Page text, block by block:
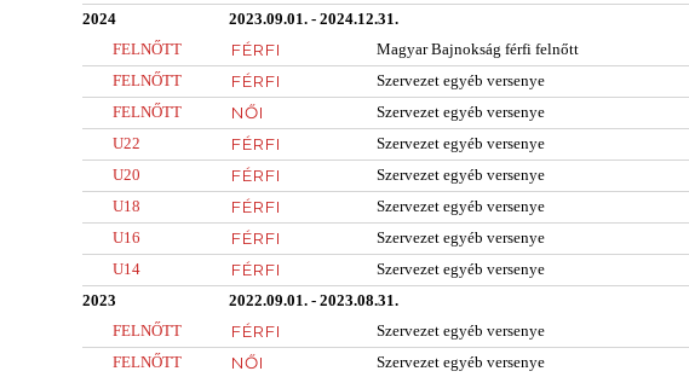
2024
2023.09.01. - 2024.12.31.
FELNŐTT
FÉRFI Magyar Bajnokság férfi felnőtt
FELNŐTT
FÉRFI Szervezet egyéb versenye
FELNŐTT
NŐI Szervezet egyéb versenye
U22
FÉRFI Szervezet egyéb versenye
U20
FÉRFI Szervezet egyéb versenye
U18
FÉRFI Szervezet egyéb versenye
U16
FÉRFI Szervezet egyéb versenye
U14
FÉRFI Szervezet egyéb versenye
2023
2022.09.01. - 2023.08.31.
FELNŐTT
FÉRFI Szervezet egyéb versenye
FELNŐTT
NŐI Szervezet egyéb versenye